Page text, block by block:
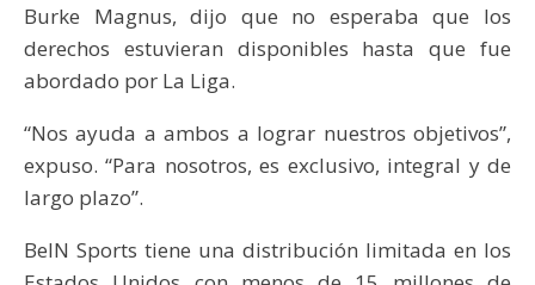
Burke Magnus, dijo que no esperaba que los
derechos estuvieran disponibles hasta que fue
abordado por La Liga.
“Nos ayuda a ambos a lograr nuestros objetivos”,
expuso. “Para nosotros, es exclusivo, integral y de
largo plazo”.
BeIN Sports tiene una distribución limitada en los